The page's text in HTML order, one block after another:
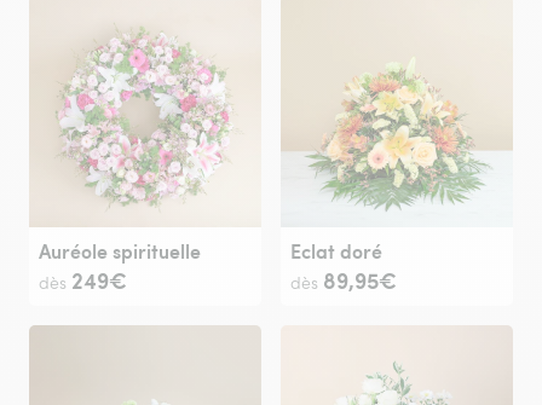
Auréole spirituelle
dès 249€
Eclat doré
dès 89,95€